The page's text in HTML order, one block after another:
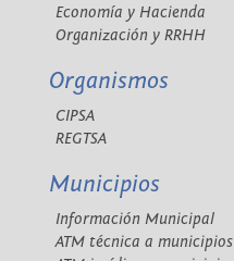
Economía y Hacienda
Organización y RRHH
Organismos
CIPSA
REGTSA
Municipios
Información Municipal
ATM técnica a municipios